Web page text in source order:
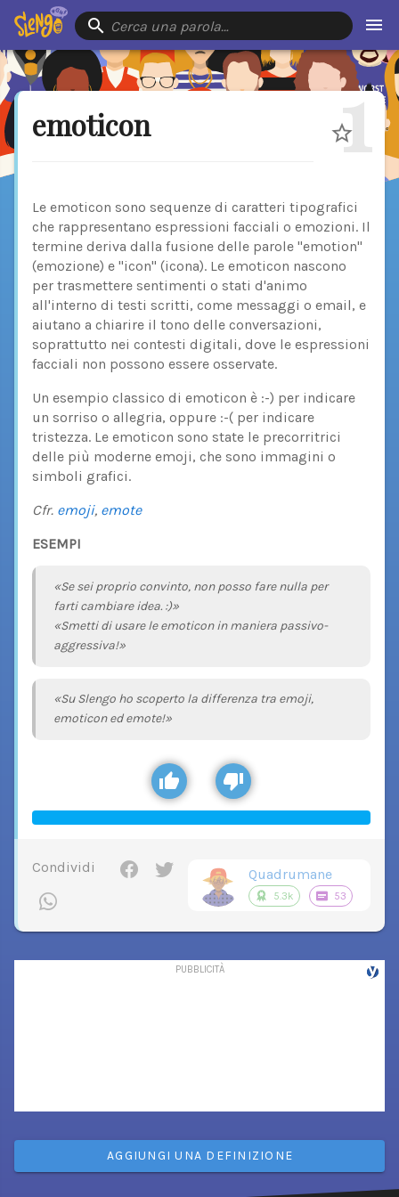
Cerca una parola…
emoticon 1
Le emoticon sono sequenze di caratteri tipografici
che rappresentano espressioni facciali o emozioni. Il
termine deriva dalla fusione delle parole "emotion"
(emozione) e "icon" (icona). Le emoticon nascono
per trasmettere sentimenti o stati d'animo
all'interno di testi scritti, come messaggi o email, e
aiutano a chiarire il tono delle conversazioni,
soprattutto nei contesti digitali, dove le espressioni
facciali non possono essere osservate.
Un esempio classico di emoticon è :-) per indicare
un sorriso o allegria, oppure :-( per indicare
tristezza. Le emoticon sono state le precorritrici
delle più moderne emoji, che sono immagini o
simboli grafici.
Cfr. emoji, emote
ESEMPI
«Se sei proprio convinto, non posso fare nulla per
farti cambiare idea. :)»
«Smetti di usare le emoticon in maniera passivo-
aggressiva!»
«Su Slengo ho scoperto la differenza tra emoji,
emoticon ed emote!»
Condividi Quadrumane
5.3k 53
AGGIUNGI UNA DEFINIZIONE